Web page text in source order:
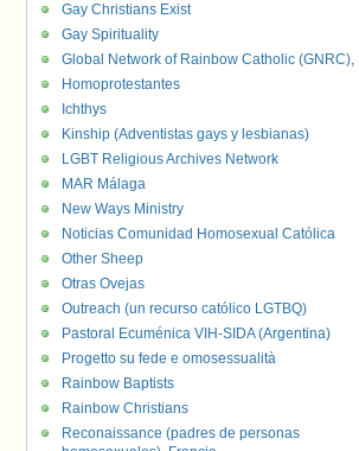
Gay Christians Exist
Gay Spirituality
Global Network of Rainbow Catholic (GNRC),
Homoprotestantes
Ichthys
Kinship (Adventistas gays y lesbianas)
LGBT Religious Archives Network
MAR Málaga
New Ways Ministry
Noticias Comunidad Homosexual Católica
Other Sheep
Otras Ovejas
Outreach (un recurso católico LGTBQ)
Pastoral Ecuménica VIH-SIDA (Argentina)
Progetto su fede e omosessualità
Rainbow Baptists
Rainbow Christians
Reconaissance (padres de personas